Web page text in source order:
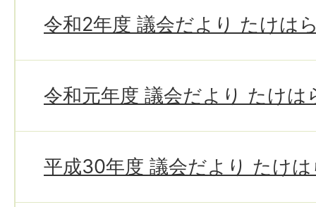
令和2年度 議会だより たけは
令和元年度 議会だより たけは
平成30年度 議会だより たけ